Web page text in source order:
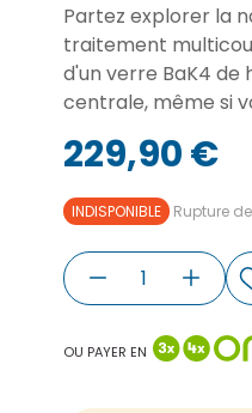
Partez explorer la
traitement
d'un verre BaK4 de
centrale, même si
229,90 €
INDISPONIBLE Rupture
OU PAYER EN